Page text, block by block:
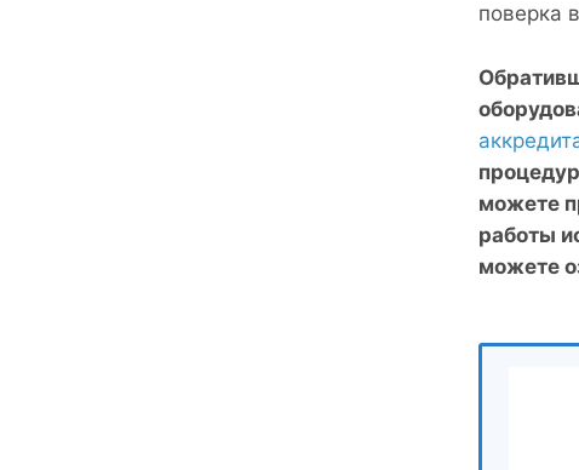
поверка
можете
работы
можете